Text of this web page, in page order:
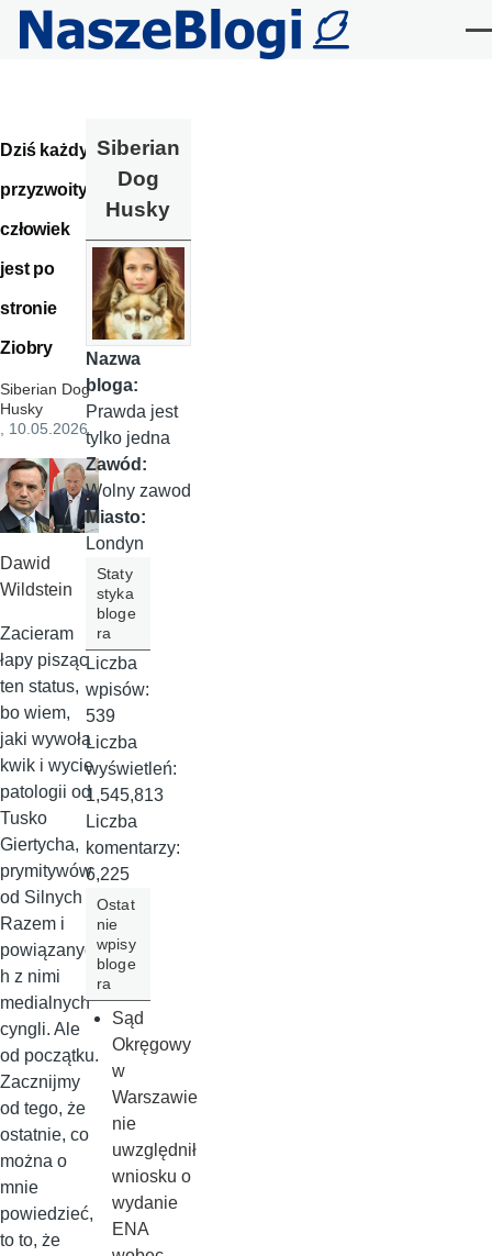
Przejdź do treści
Dziś każdy
przyzwoity
człowiek
jest po
stronie
Ziobry
Siberian Dog
Husky
, 10.05.2026
Dawid
Wildstein
Zacieram
łapy pisząc
ten status,
bo wiem,
jaki wywoła
kwik i wycie
patologii od
Tusko
Giertycha,
prymitywów
od Silnych
Razem i
powiązanyc
h z nimi
medialnych
cyngli. Ale
od początku.
Zacznijmy
od tego, że
ostatnie, co
można o
mnie
powiedzieć,
to to, że
Siberian
Dog
Husky
Nazwa
bloga:
Prawda jest
tylko jedna
Zawód:
Wolny zawod
Miasto:
Londyn
Staty
styka
bloge
ra
Liczba
wpisów:
539
Liczba
wyświetleń:
1,545,813
Liczba
komentarzy:
6,225
Ostat
nie
wpisy
bloge
ra
Sąd
Okręgowy
w
Warszawie
nie
uwzględnił
wniosku o
wydanie
ENA